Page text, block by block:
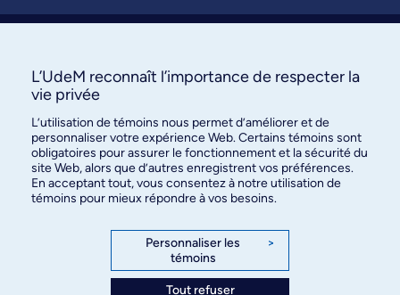
S’abonner
des relations publiques
3744, rue Jean-Brillant, bureau 490
Montréal (Québec) H3T 1P1
L’UdeM reconnaît l’importance de respecter la
vie privée
L’utilisation de témoins nous permet d’améliorer et de
personnaliser votre expérience Web. Certains témoins sont
obligatoires pour assurer le fonctionnement et la sécurité du
site Web, alors que d’autres enregistrent vos préférences.
En acceptant tout, vous consentez à notre utilisation de
témoins pour mieux répondre à vos besoins.
Personnaliser les
témoins
>
Tout refuser